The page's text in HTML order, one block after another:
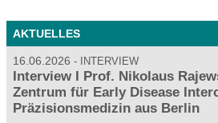
AKTUELLES
16.06.2026 INTERVIEW
Interview I Prof. Nikolaus
Zentrum für Early Disease
Präzisionsmedizin aus Berlin